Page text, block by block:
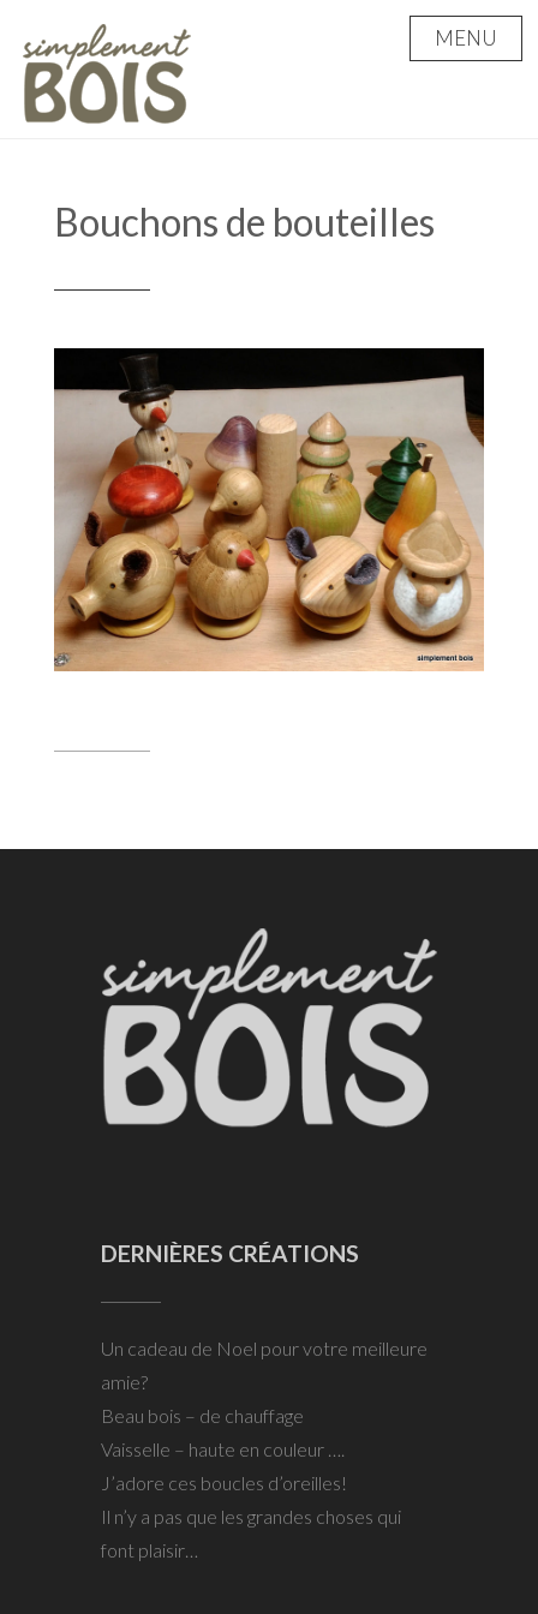
content
MENU
Bouchons de bouteilles
DERNIÈRES CRÉATIONS
Un cadeau de Noel pour votre meilleure
amie?
Beau bois – de chauffage
Vaisselle – haute en couleur ….
J’adore ces boucles d’oreilles!
Il n’y a pas que les grandes choses qui
font plaisir…